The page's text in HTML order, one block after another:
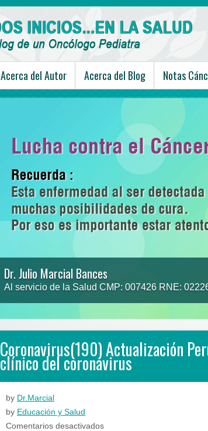
Acerca del Autor Acerca del Blog Notas
Dr. Julio Marcial Bances
Al servicio de la Salud CMP: 007426 RNE:
Prevenir para no lamentar
“que la comida sea tu alimento y el alimento tu
Coronavirus(190) Actualización
clínico del coronavirus
by Dr.Marcial
by Educación y Salud
Comentarios desactivadosen